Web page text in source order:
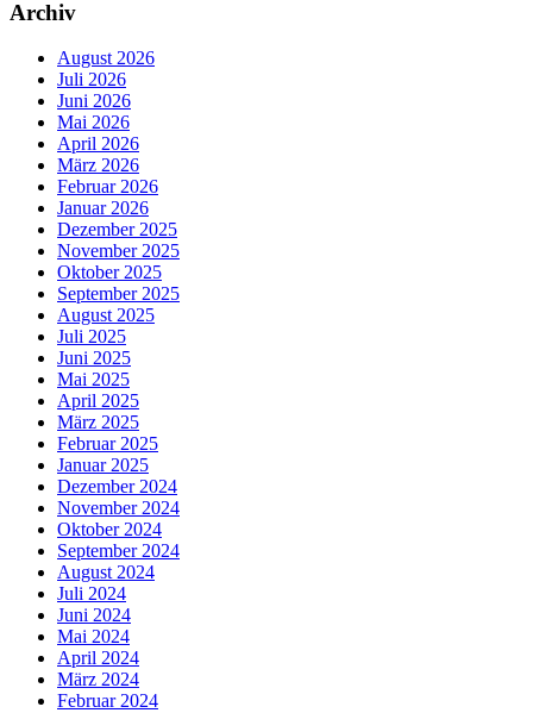
Archiv
August 2026
Juli 2026
Juni 2026
Mai 2026
April 2026
März 2026
Februar 2026
Januar 2026
Dezember 2025
November 2025
Oktober 2025
September 2025
August 2025
Juli 2025
Juni 2025
Mai 2025
April 2025
März 2025
Februar 2025
Januar 2025
Dezember 2024
November 2024
Oktober 2024
September 2024
August 2024
Juli 2024
Juni 2024
Mai 2024
April 2024
März 2024
Februar 2024